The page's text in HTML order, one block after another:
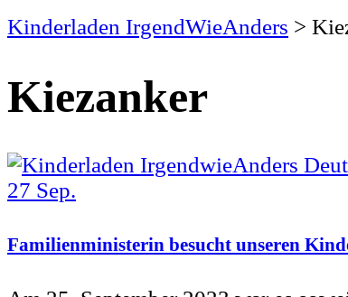
Kinderladen IrgendWieAnders >
Kiezanker
27 Sep.
Familienministerin besucht unseren